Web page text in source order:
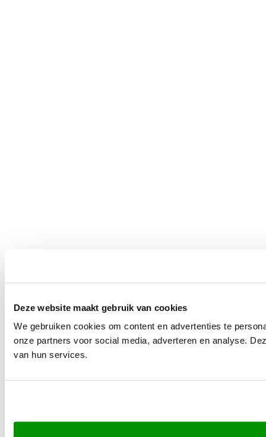
Deze website maakt gebruik van cookies
We gebruiken cookies om content en advertenties te
onze partners voor social media, adverteren en analyse.
van hun services.